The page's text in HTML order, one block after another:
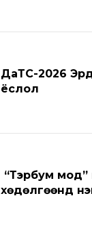
ДаТС-2026
ёслол
“Тэрбум мод”
хөдөлгөөнд